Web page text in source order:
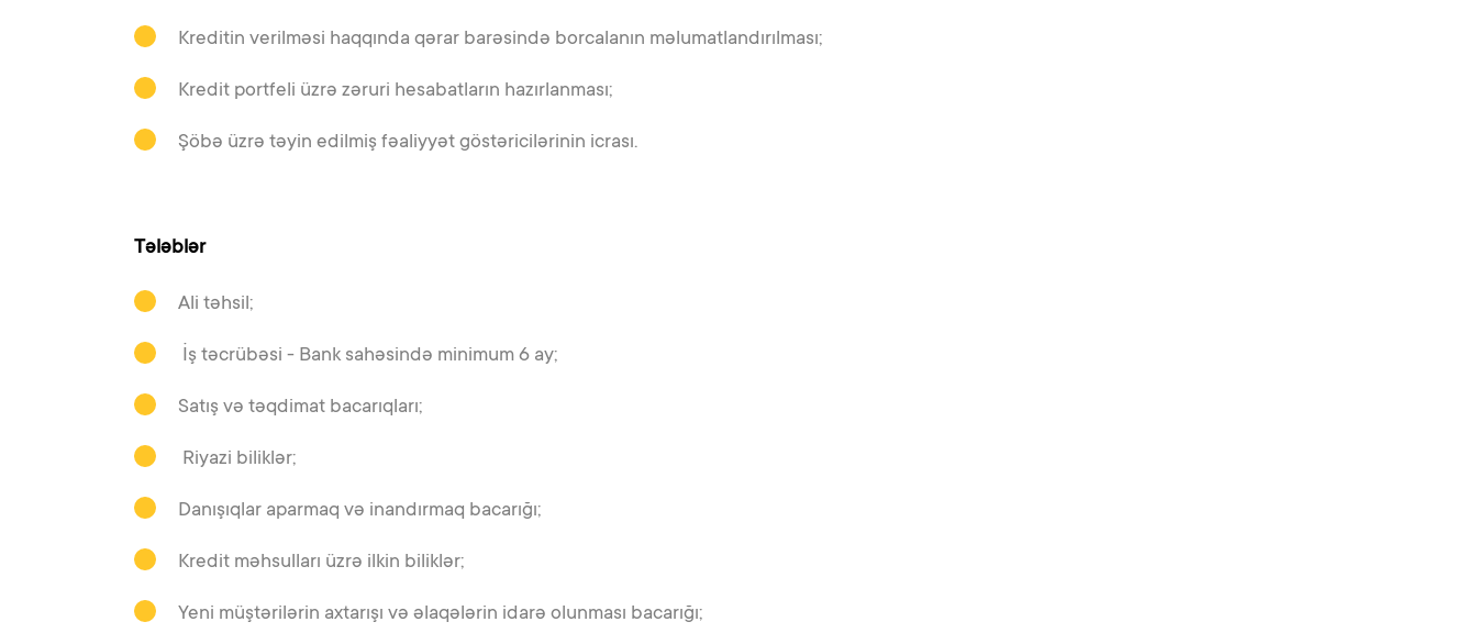
Kreditin verilməsi haqqında qərar barəsində borcalanın məlumatlandırılması;
Kredit portfeli üzrə zəruri hesabatların hazırlanması;
Şöbə üzrə təyin edilmiş fəaliyyət göstəricilərinin icrası.
Tələblər
Ali təhsil;
İş təcrübəsi - Bank sahəsində minimum 6 ay;
Satış və təqdimat bacarıqları;
Riyazi biliklər;
Danışıqlar aparmaq və inandırmaq bacarığı;
Kredit məhsulları üzrə ilkin biliklər;
Yeni müştərilərin axtarışı və əlaqələrin idarə olunması bacarığı;